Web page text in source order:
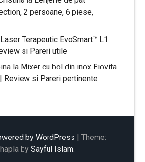
2 persoane, 6 piese,
Laser Terapeutic EvoSmart™ L1
si Pareri utile
la Mixer cu bol din inox Biovita
Review si Pareri pertinente
by WordPress | Theme:
by Sayful Islam.